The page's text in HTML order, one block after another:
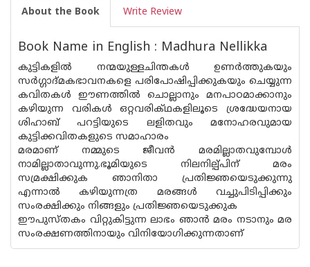
About the Book Write Review
Book Name in English : Madhura Nellikka
കുട്ടികളില്‍ നന്മയുള്ളചിന്തകള്‍ ഉണര്‍ത്തുകയും
സര്‍ഗ്ഗാദ്മകഭാവനകളെ പരിപോഷിപ്പിക്കുകയും ചെയ്യുന്ന
കവിതകള്‍ ഈണത്തില്‍ ചൊല്ലാനും മനപാഠമാക്കാനും
കഴിയുന്ന വരികള്‍ ഒറ്റവരിക്ഥകളിലൂടെ ശ്രദ്ധേയനായ
ശിഹാബ് പറട്ടിയുടെ ലളിതവും മനോഹരവുമായ
കുട്ടിക്കവിതകളുടെ സമാഹാരം
മരമാണ്‌ നമ്മുടെ ജീവന്‍ മരമില്ലാതവുമ്പോള്‍
നാമില്ലാതാവുന്നു.ഭൂമിയുടെ നിലനില്പ്പിന്‌ മരം
സമ്രക്ഷിക്കുക ഞാനിതാ പ്രതിജ്ഞയെടുക്കുന്നു
എന്നാല്‍ കഴിയുന്നത്ര മരങ്ങള്‍ വച്ചുപിടിപ്പിക്കും
സംരക്ഷിക്കും നിങ്ങളും പ്രതിജ്ഞയെടുക്കുക
ഈപുസ്തകം വിറ്റുകിട്ടുന്ന ലാഭം ഞാന്‍ മരം നടാനും മര
സം‌രക്ഷണത്തിനായും വിനിയോഗിക്കുന്നതാണ്‌